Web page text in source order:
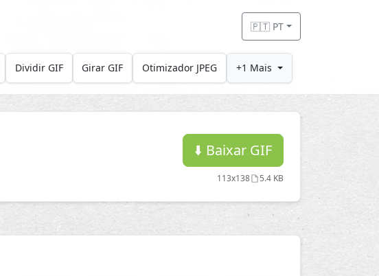
🇵🇹 PT
Dividir GIF Girar GIF Otimizador JPEG +1 Mais
⬇️ Baixar GIF
113x138 5.4 KB